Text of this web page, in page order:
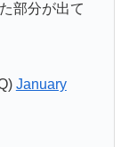
部分が出て
January